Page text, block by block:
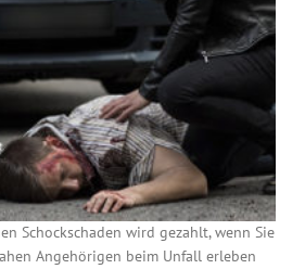
Schockschaden wird gezahlt, wenn Sie
Angehörigen beim Unfall erleben